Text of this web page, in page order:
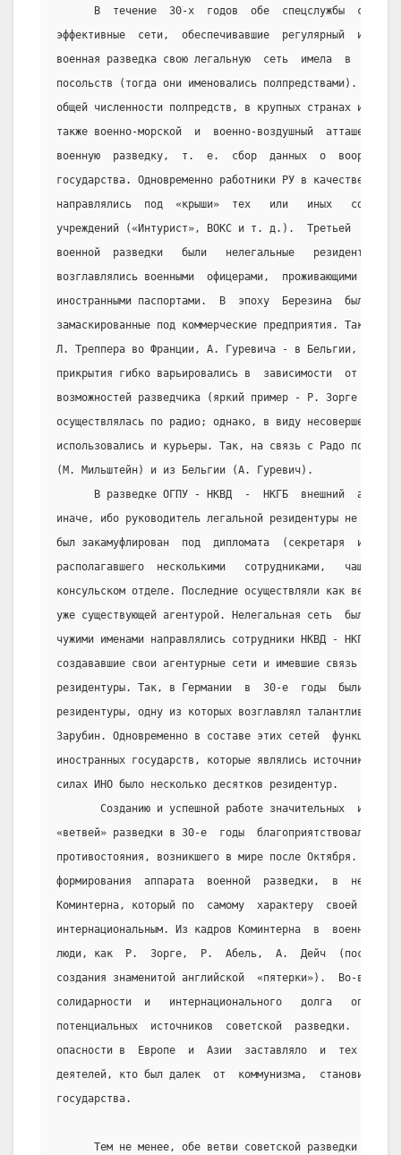
В  течение  30-х  годов  обе  спецслужбы  смогли
эффективные  сети,  обеспечивавшие  регулярный
военная разведка свою легальную  сеть  имела  в  виде
посольств (тогда они именовались полпредствами). Их
общей численности полпредств, в крупных странах
также военно-морской  и  военно-воздушный  атташе.
военную  разведку,  т.  е.  сбор  данных  о
государства. Одновременно работники РУ в качестве
направлялись  под  «крыши»  тех   или   иных
учреждений («Интурист», ВОКС и т. д.).  Третьей
военной  разведки   были   нелегальные
возглавлялись военными  офицерами,  проживающими
иностранными паспортами.  В  эпоху  Березина  были
замаскированные под коммерческие предприятия. Такой
Л. Треппера во Франции, А. Гуревича - в Бельгии, Ш.
прикрытия гибко варьировались в  зависимости  от
возможностей разведчика (яркий пример - Р. Зорге в
осуществлялась по радио; однако, в виду несовершенства
использовались и курьеры. Так, на связь с Радо
(М. Мильштейн) и из Бельгии (А. Гуревич).
В разведке ОГПУ - НКВД  -  НКГБ  внешний
иначе, ибо руководитель легальной резидентуры не имел
был закамуфлирован  под  дипломата  (секретаря  или
располагавшего  несколькими   сотрудниками,   чаще
консульском отделе. Последние осуществляли как
уже существующей агентурой. Нелегальная сеть  была
чужими именами направлялись сотрудники НКВД - НКГБ
создававшие свои агентурные сети и имевшие связь с
резидентуры. Так, в Германии  в  30-е  годы  были
резидентуры, одну из которых возглавлял талантливый
Зарубин. Одновременно в составе этих сетей
иностранных государств, которые являлись
силах ИНО было несколько десятков резидентур.
Созданию и успешной работе значительных  и
«ветвей» разведки в 30-е  годы  благоприятствовали
противостояния, возникшего в мире после Октября.  Во-
формирования  аппарата  военной  разведки,  в  него
Коминтерна, который по  самому  характеру  своей
интернациональным. Из кадров Коминтерна  в  военную
люди, как  Р.  Зорге,  Р.  Абель,  А.  Дейч
создания знаменитой английской  «пятерки»).  Во-
солидарности  и   интернационального   долга
потенциальных  источников  советской  разведки.
опасности в  Европе  и  Азии  заставляло  и  тех
деятелей, кто был далек  от  коммунизма,  становится
государства.
Тем не менее, обе ветви советской разведки при